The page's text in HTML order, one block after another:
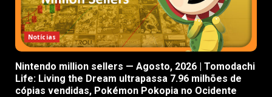
Notícias
Nintendo million sellers — Agosto, 2026 | Tomodachi
Life: Living the Dream ultrapassa 7.96 milhões de
cópias vendidas, Pokémon Pokopia no Ocidente